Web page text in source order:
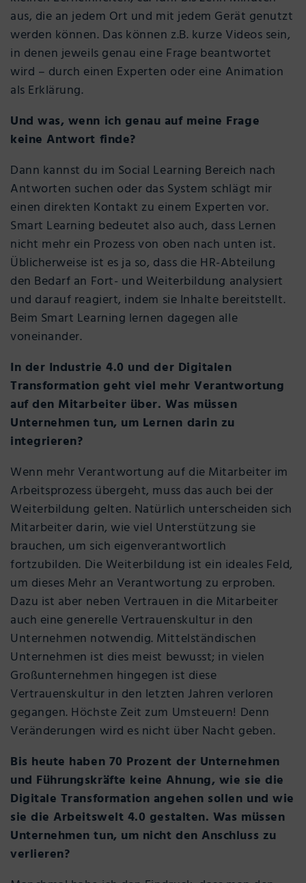
aus, die an jedem Ort und mit jedem Gerät genutzt
werden können. Das können z.B. kurze Videos sein,
in denen jeweils genau eine Frage beantwortet
wird – durch einen Experten oder eine Animation
als Erklärung.
Und was, wenn ich genau auf meine Frage
keine Antwort finde?
Dann kannst du im Social Learning Bereich nach
Antworten suchen oder das System schlägt mir
einen direkten Kontakt zu einem Experten vor.
Smart Learning bedeutet also auch, dass Lernen
nicht mehr ein Prozess von oben nach unten ist.
Üblicherweise ist es ja so, dass die HR-Abteilung
den Bedarf an Fort- und Weiterbildung analysiert
und darauf reagiert, indem sie Inhalte bereitstellt.
Beim Smart Learning lernen dagegen alle
voneinander.
In der Industrie 4.0 und der Digitalen
Transformation geht viel mehr Verantwortung
auf den Mitarbeiter über. Was müssen
Unternehmen tun, um Lernen darin zu
integrieren?
Wenn mehr Verantwortung auf die Mitarbeiter im
Arbeitsprozess übergeht, muss das auch bei der
Weiterbildung gelten. Natürlich unterscheiden sich
Mitarbeiter darin, wie viel Unterstützung sie
brauchen, um sich eigenverantwortlich
fortzubilden. Die Weiterbildung ist ein ideales Feld,
um dieses Mehr an Verantwortung zu erproben.
Dazu ist aber neben Vertrauen in die Mitarbeiter
auch eine generelle Vertrauenskultur in den
Unternehmen notwendig. Mittelständischen
Unternehmen ist dies meist bewusst; in vielen
Großunternehmen hingegen ist diese
Vertrauenskultur in den letzten Jahren verloren
gegangen. Höchste Zeit zum Umsteuern! Denn
Veränderungen wird es nicht über Nacht geben.
Bis heute haben 70 Prozent der Unternehmen
und Führungskräfte keine Ahnung, wie sie die
Digitale Transformation angehen sollen und wie
sie die Arbeitswelt 4.0 gestalten. Was müssen
Unternehmen tun, um nicht den Anschluss zu
verlieren?